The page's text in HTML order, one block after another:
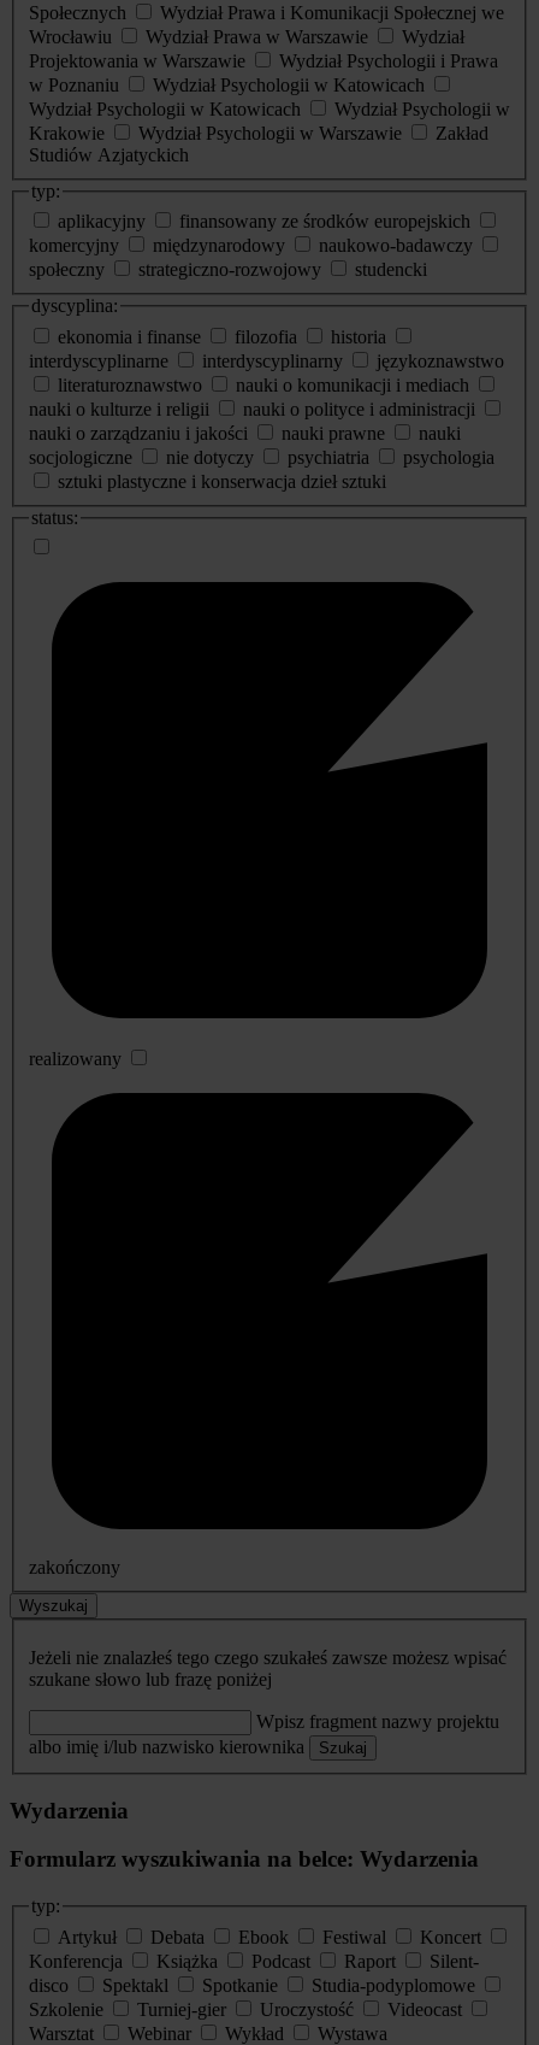
Społecznych
Wydział Prawa i Komunikacji Społecznej we
Wrocławiu
Wydział Prawa w Warszawie
Wydział
Projektowania w Warszawie
Wydział Psychologii i Prawa
w Poznaniu
Wydział Psychologii w Katowicach
Wydział Psychologii w Katowicach
Wydział Psychologii w
Krakowie
Wydział Psychologii w Warszawie
Zakład
Studiów Azjatyckich
typ:
aplikacyjny
finansowany ze środków europejskich
komercyjny
międzynarodowy
naukowo-badawczy
społeczny
strategiczno-rozwojowy
studencki
dyscyplina:
ekonomia i finanse
filozofia
historia
interdyscyplinarne
interdyscyplinarny
językoznawstwo
literaturoznawstwo
nauki o komunikacji i mediach
nauki o kulturze i religii
nauki o polityce i administracji
nauki o zarządzaniu i jakości
nauki prawne
nauki
socjologiczne
nie dotyczy psychiatria
psychologia
sztuki plastyczne i konserwacja dzieł sztuki
status:
realizowany
zakończony
Wyszukaj
Jeżeli nie znalazłeś tego czego szukałeś zawsze możesz wpisać
szukane słowo lub frazę poniżej
Wpisz fragment nazwy projektu
albo imię i/lub nazwisko kierownika
Szukaj
Wydarzenia
Formularz wyszukiwania na belce: Wydarzenia
typ:
Artykuł
Debata Ebook Festiwal
Koncert
Konferencja
Książka Podcast Raport
Silent-
disco
Spektakl Spotkanie
Studia-podyplomowe
Szkolenie
Turniej-gier Uroczystość
Videocast
Warsztat
Webinar Wykład
Wystawa